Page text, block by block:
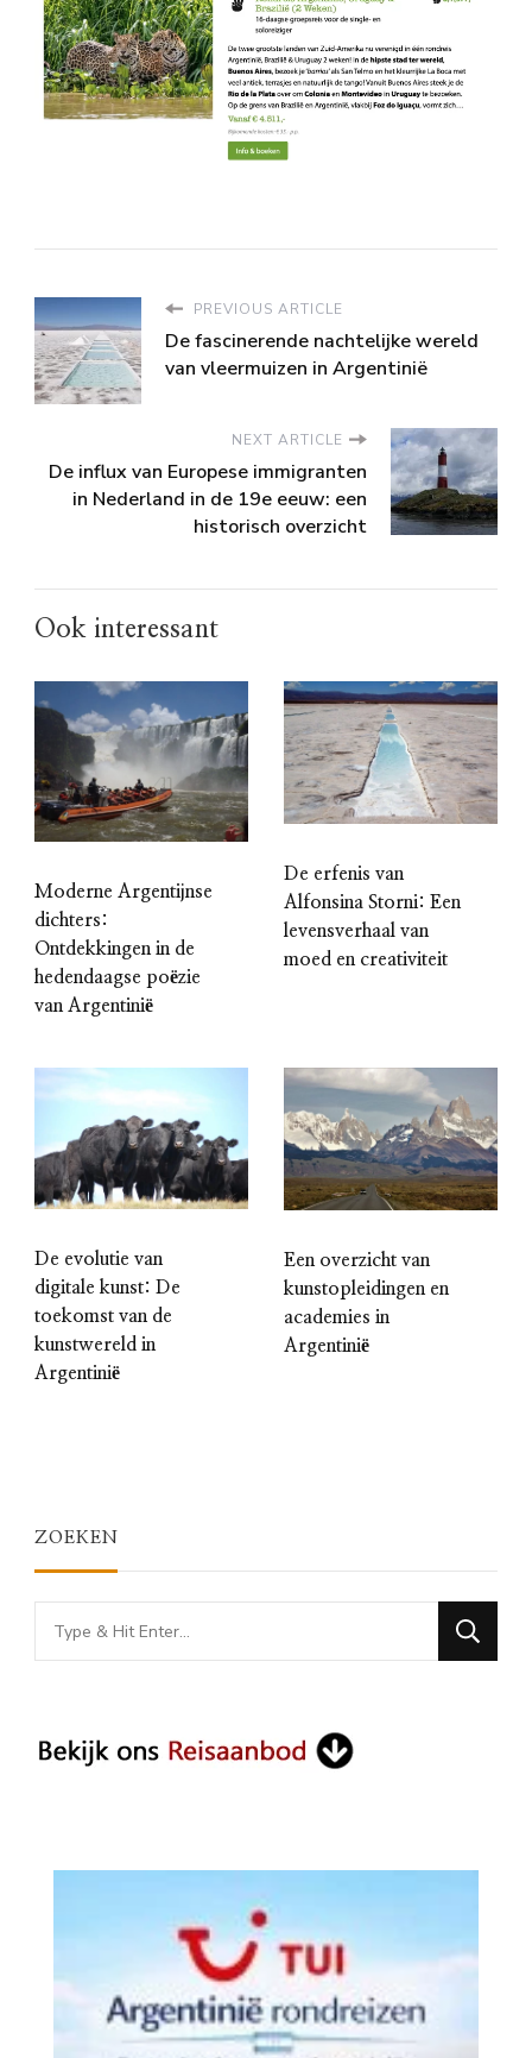
PREVIOUS ARTICLE
De fascinerende nachtelijke wereld
van vleermuizen in Argentinië
NEXT ARTICLE
De influx van Europese immigranten
in Nederland in de 19e eeuw: een
historisch overzicht
Ook interessant
Moderne Argentijnse
dichters:
Ontdekkingen in de
hedendaagse poëzie
van Argentinië
De erfenis van
Alfonsina Storni: Een
levensverhaal van
moed en creativiteit
De evolutie van
digitale kunst: De
toekomst van de
kunstwereld in
Argentinië
Een overzicht van
kunstopleidingen en
academies in
Argentinië
ZOEKEN
Looking
for